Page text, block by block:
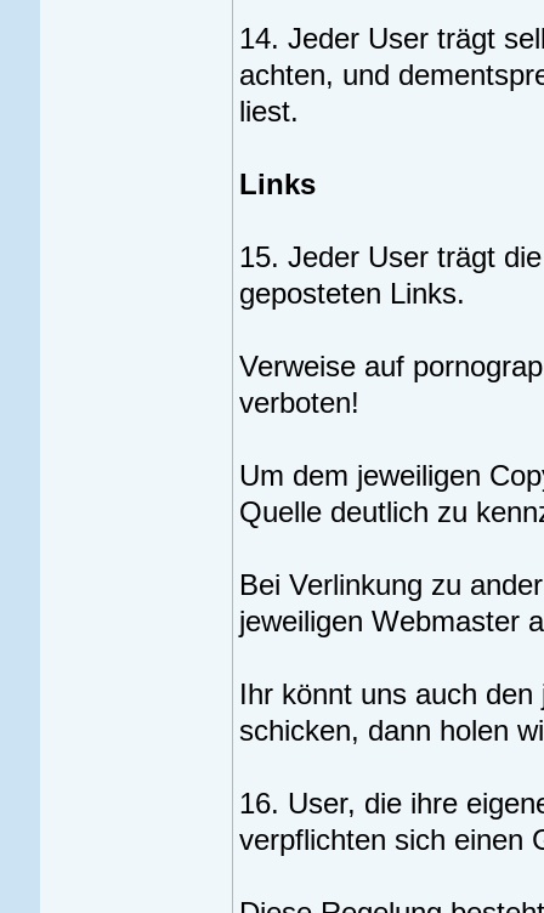
14. Jeder User trägt
achten, und
liest.
Links
15. Jeder User trägt
geposteten Links.
Verweise auf
verboten!
Um dem jeweiligen
Quelle deutlich zu
Bei Verlinkung zu
jeweiligen Webmaster
Ihr könnt uns auch
schicken, dann holen
16. User, die ihre
verpflichten sich einen